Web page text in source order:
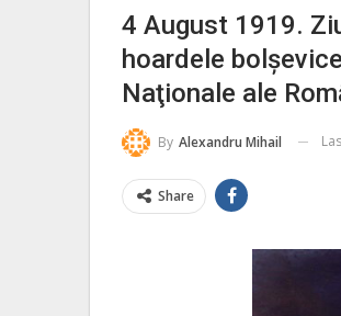
4 August 1919.
hoardele
Naţionale ale
By Alexandru Mihail
Share